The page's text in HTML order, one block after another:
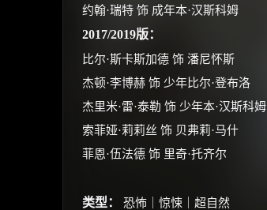
约翰·瑞特 饰 成年本·汉斯科姆
2017/2019版：
比尔·斯卡斯加德 饰 潘尼怀斯
杰顿·李博赫 饰 少年比尔·登布洛
杰里米·雷·泰勒 饰 少年本·汉斯科姆
索菲娅·莉莉丝 饰 贝弗莉·马什
菲恩·伍法德 饰 里奇·托齐尔
类型： 恐怖｜惊悚｜超自然